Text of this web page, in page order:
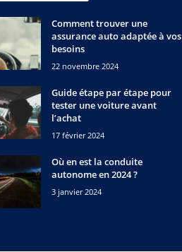
Comment trouver une
assurance auto adaptée à vos
besoins
22 novembre 2024
Guide étape par étape pour
tester une voiture avant
l’achat
17 février 2024
Où en est la conduite
autonome en 2024 ?
3 janvier 2024